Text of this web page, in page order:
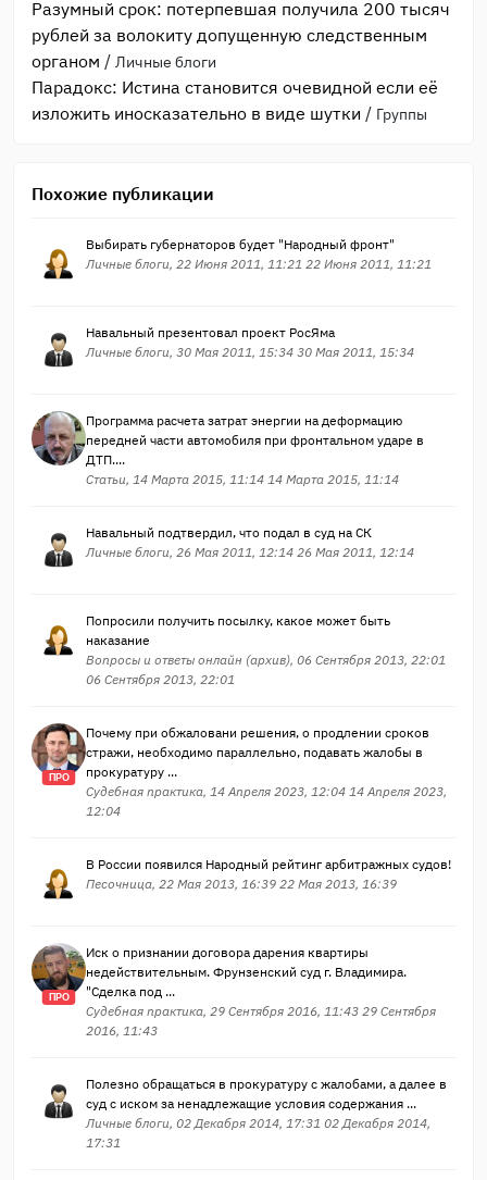
Разумный срок: потерпевшая получила 200 тысяч
рублей за волокиту допущенную следственным
органом / Личные блоги
Парадокс: Истина становится очевидной если её
изложить иносказательно в виде шутки / Группы
Похожие публикации
Выбирать губернаторов будет "Народный фронт"
Личные блоги, 22 Июня 2011, 11:21 22 Июня 2011, 11:21
Навальный презентовал проект РосЯма
Личные блоги, 30 Мая 2011, 15:34 30 Мая 2011, 15:34
Программа расчета затрат энергии на деформацию
передней части автомобиля при фронтальном ударе в
ДТП....
Статьи, 14 Марта 2015, 11:14 14 Марта 2015, 11:14
Навальный подтвердил, что подал в суд на СК
Личные блоги, 26 Мая 2011, 12:14 26 Мая 2011, 12:14
Попросили получить посылку, какое может быть
наказание
Вопросы и ответы онлайн (архив), 06 Сентября 2013, 22:01
06 Сентября 2013, 22:01
ПРО
Почему при обжаловани решения, о продлении сроков
стражи, необходимо параллельно, подавать жалобы в
прокуратуру ...
Судебная практика, 14 Апреля 2023, 12:04 14 Апреля 2023,
12:04
В России появился Народный рейтинг арбитражных судов!
Песочница, 22 Мая 2013, 16:39 22 Мая 2013, 16:39
ПРО
Иск о признании договора дарения квартиры
недействительным. Фрунзенский суд г. Владимира.
"Сделка под ...
Судебная практика, 29 Сентября 2016, 11:43 29 Сентября
2016, 11:43
Полезно обращаться в прокуратуру с жалобами, а далее в
суд с иском за ненадлежащие условия содержания ...
Личные блоги, 02 Декабря 2014, 17:31 02 Декабря 2014,
17:31